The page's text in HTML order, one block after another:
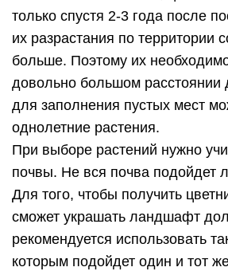
только спустя 2-3 года после
их разрастания по территории
больше. Поэтому их
довольно большом расстоянии
для заполнения пустых мест
однолетние растения.
При выборе растений нужно
почвы. Не вся почва подойдет
Для того, чтобы получить
сможет украшать ландшафт
рекомендуется использовать
которым подойдет один и тот